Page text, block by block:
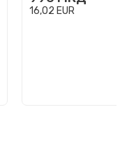
16,02 EUR